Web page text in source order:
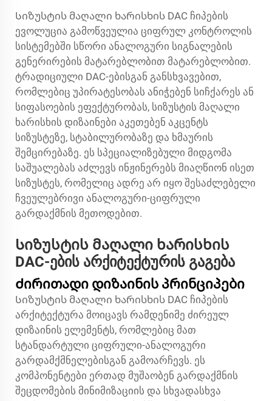
Სიზუსტის მაღალი ხარისხის DAC ჩიპების
ევოლუცია გამოწვეულია ციფრულ კონტროლის
სისტემებში სწორი ანალოგური სიგნალების
გენერირების მატარებლობით მატარებლობით.
ტრადიციული DAC-ებისგან განსხვავებით,
რომლებიც უპირატესობას ანიჭებენ სიჩქარეს ან
სიფასოების ეფექტურობას, სიზუსტის მაღალი
ხარისხის დიზაინები აკეთებენ აკცენტს
სიზუსტეზე, სტაბილურობაზე და ხმაურის
შემცირებაზე. ეს სპეციალიზებული მიდგომა
საშუალებას აძლევს ინჟინერებს მიაღწიონ ისეთ
სიზუსტეს, რომელიც ადრე არ იყო შესაძლებელი
ჩვეულებრივი ანალოგური-ციფრული
გარდაქმნის მეთოდებით.
Სიზუსტის მაღალი ხარისხის
DAC-ების არქიტექტურის გაგება
Ძირითადი დიზაინის პრინციპები
Სიზუსტის მაღალი ხარისხის DAC ჩიპების
არქიტექტურა მოიცავს რამდენიმე ძირეულ
დიზაინის ელემენტს, რომლებიც მათ
სტანდარტული ციფრული-ანალოგური
გარდამქმნელებისგან გამოარჩევს. ეს
კომპონენტები ერთად მუშაობენ გარდაქმნის
შეცდომების მინიმიზაციის და სხვადასხვა